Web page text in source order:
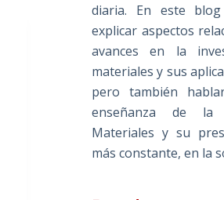
diaria. En este
explicar aspectos
avances en la
materiales y sus
pero también
enseñanza de la
Materiales y su
más constante, en la